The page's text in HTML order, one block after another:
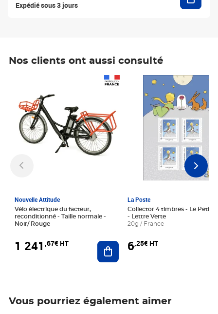
Expédié sous 3 jours
Nos clients ont aussi consulté
Nouvelle Attitude
Vélo électrique du facteur,
reconditionné - Taille normale -
Noir/ Rouge
1 241 ,67€ HT Ajouter au panier
La Poste
Collector 4 timbres - Le Petit
- Lettre Verte
20g / France
6,25€ HT
Prix 6,25€ HT
Vous pourriez également aimer